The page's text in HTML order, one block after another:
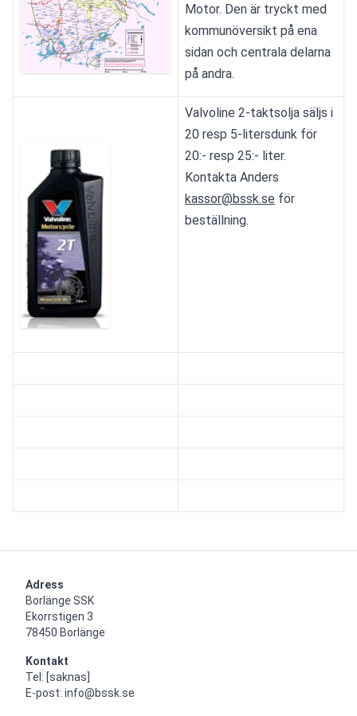
Motor. Den är tryckt med
kommunöversikt på ena
sidan och centrala delarna
på andra.
Valvoline 2-taktsolja säljs i
20 resp 5-litersdunk för
20:- resp 25:- liter.
kassor@bssk.se för
beställning.
Adress
Borlänge SSK
Ekorrstigen 3
78450 Borlänge
Kontakt
Tel: [saknas]
E-post: info@bssk.se